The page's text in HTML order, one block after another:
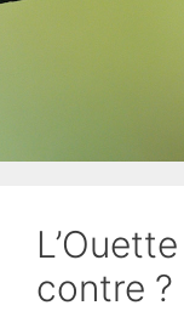
contre ?